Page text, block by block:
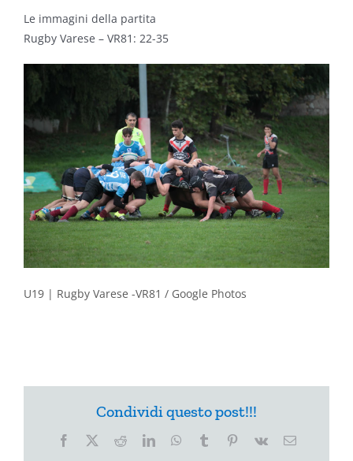
Le immagini della partita
Rugby Varese – VR81: 22-35
U19 | Rugby Varese -VR81 / Google Photos
Condividi questo post!!!
Facebook
X RedditLinkedInWhatsApp
Tumblr Pinterest
Vk Email